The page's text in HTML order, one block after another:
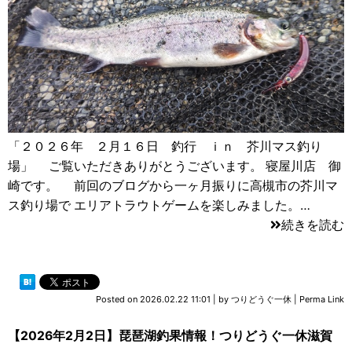
「２０２６年 ２月１６日 釣行 ｉｎ 芥川マス釣り
場」 ご覧いただきありがとうございます。 寝屋川店 御
崎です。 前回のブログから一ヶ月振りに高槻市の芥川マ
ス釣り場で エリアトラウトゲームを楽しみました。…
続きを読む
Posted on 2026.02.22 11:01 by つりどうぐ一休 Perma Link
【2026年2月2日】琵琶湖釣果情報！つりどうぐ一休滋賀